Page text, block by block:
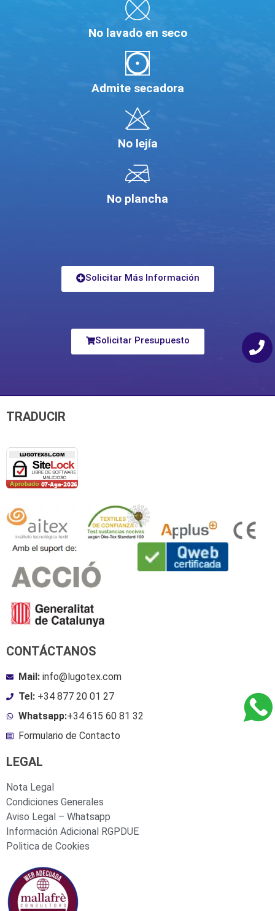
No lavado en seco
Admite secadora
No lejía
No plancha
Solicitar Más Información
Solicitar Presupuesto
TRADUCIR
CONTÁCTANOS
Mail: info@lugotex.com
Tel: +34 877 20 01 27
Whatsapp:+34 615 60 81 32
Formulario de Contacto
LEGAL
Nota Legal
Condiciones Generales
Aviso Legal – Whatsapp
Información Adicional RGPDUE
Politica de Cookies